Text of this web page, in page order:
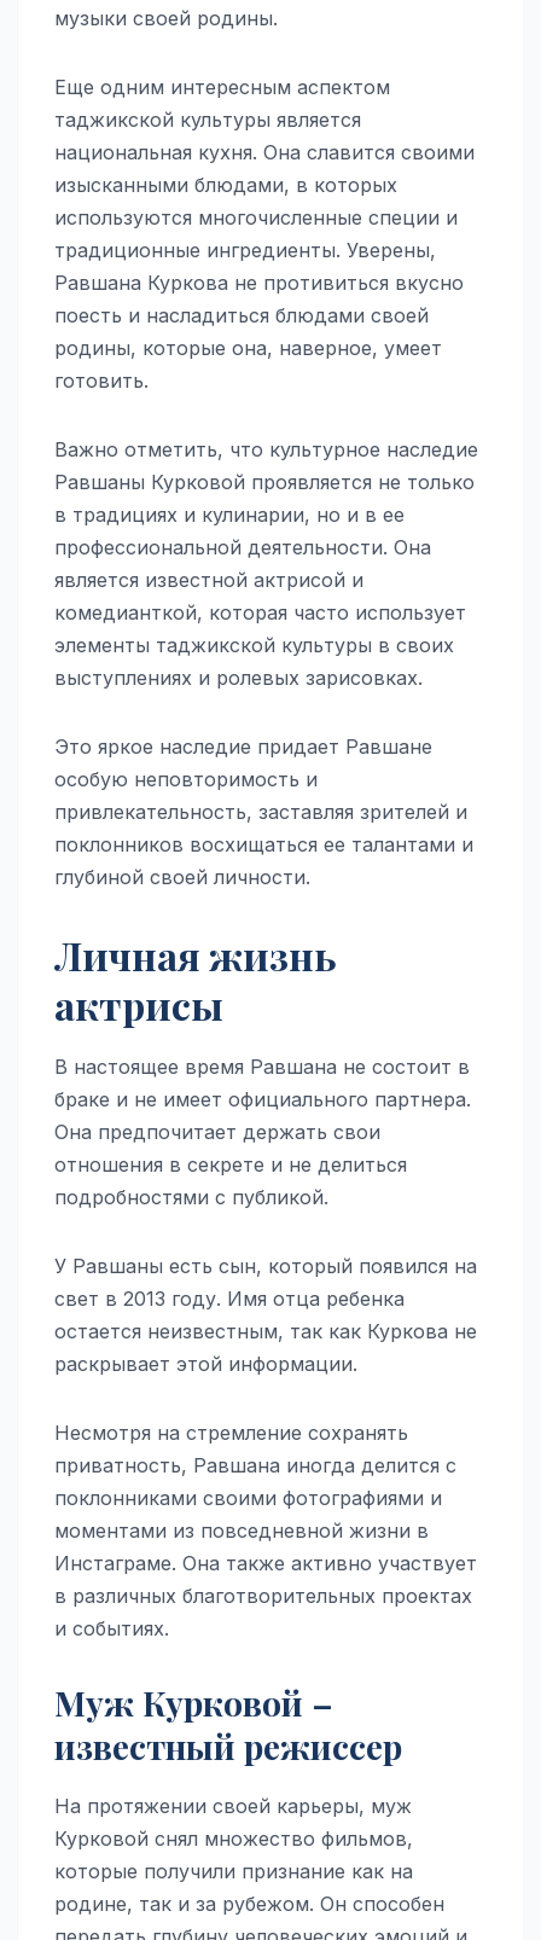
музыки своей родины.
Еще одним интересным аспектом
таджикской культуры является
национальная кухня. Она славится своими
изысканными блюдами, в которых
используются многочисленные специи и
традиционные ингредиенты. Уверены,
Равшана Куркова не противиться вкусно
поесть и насладиться блюдами своей
родины, которые она, наверное, умеет
готовить.
Важно отметить, что культурное наследие
Равшаны Курковой проявляется не только
в традициях и кулинарии, но и в ее
профессиональной деятельности. Она
является известной актрисой и
комедианткой, которая часто использует
элементы таджикской культуры в своих
выступлениях и ролевых зарисовках.
Это яркое наследие придает Равшане
особую неповторимость и
привлекательность, заставляя зрителей и
поклонников восхищаться ее талантами и
глубиной своей личности.
Личная жизнь
актрисы
В настоящее время Равшана не состоит в
браке и не имеет официального партнера.
Она предпочитает держать свои
отношения в секрете и не делиться
подробностями с публикой.
У Равшаны есть сын, который появился на
свет в 2013 году. Имя отца ребенка
остается неизвестным, так как Куркова не
раскрывает этой информации.
Несмотря на стремление сохранять
приватность, Равшана иногда делится с
поклонниками своими фотографиями и
моментами из повседневной жизни в
Инстаграме. Она также активно участвует
в различных благотворительных проектах
и событиях.
Муж Курковой –
известный режиссер
На протяжении своей карьеры, муж
Курковой снял множество фильмов,
которые получили признание как на
родине, так и за рубежом. Он способен